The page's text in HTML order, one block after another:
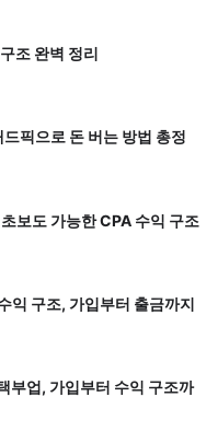
조 완벽 정리
픽으로 돈 버는 방법 총정
보도 가능한 CPA 수익 구조
익 구조, 가입부터 출금까지
부업, 가입부터 수익 구조까